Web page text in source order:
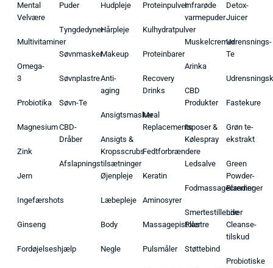
Mental
Velvære
Multivitaminer
Omega-
3
Probiotika
Magnesium
Zink
Jern
Ingefærshots
Ginseng
Fordøjelseshjælp
Puder
Tyngdedyner
Søvnmasker
Søvnplastre
Søvn-Te
CBD-
Dråber
Afslapningstilsætninger
Hudpleje
Hårpleje
Makeup
Anti-
aging
Ansigtsmasker
Ansigts &
Kropsscrubs
Øjenpleje
Læbepleje
Body
Negle
Proteinpulver
Kulhydratpulver
Proteinbarer
Recovery
Drinks
Meal
Replacements
Fedtforbrændere
Keratin
Aminosyrer
Massagepistoler
Pulsmåler
Infrarøde
varmepuder
Muskelcremer
Arinka
CBD
Produkter
Isposer &
Kølespray
Ledsalve
Fodmassagecremer
Smertestillende
Plastre
Støttebind
Detox-
Juicer
Udrensnings-
Te
Fastekure
Grøn te-
ekstrakt
Green
Powder-
Blandinger
Liver
Cleanse-
tilskud
Probiotiske